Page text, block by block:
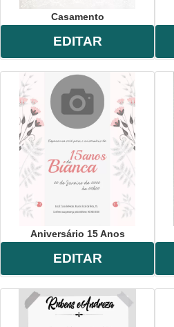
Casamento
EDITAR
Aniversário 15 Anos
EDITAR